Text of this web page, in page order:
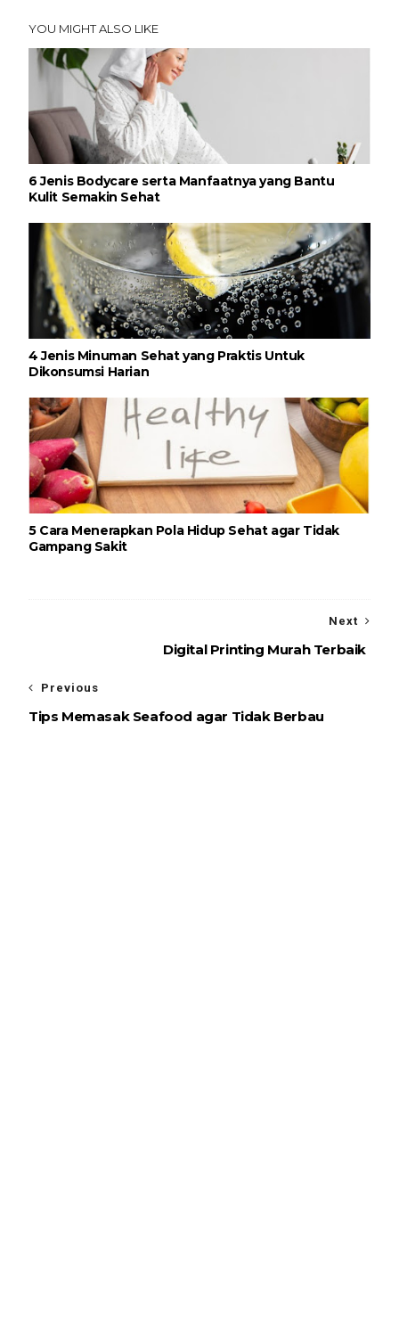
YOU MIGHT ALSO LIKE
6 Jenis Bodycare serta Manfaatnya yang Bantu
Kulit Semakin Sehat
4 Jenis Minuman Sehat yang Praktis Untuk
Dikonsumsi Harian
5 Cara Menerapkan Pola Hidup Sehat agar Tidak
Gampang Sakit
Next
Digital Printing Murah Terbaik
Previous
Tips Memasak Seafood agar Tidak Berbau